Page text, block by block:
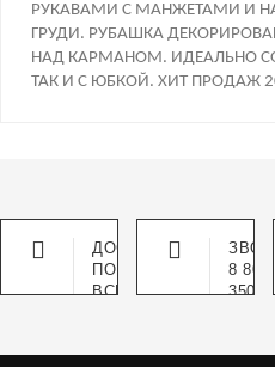
РУКАВАМИ С МАНЖЕТАМИ И
ГРУДИ. РУБАШКА
НАД КАРМАНОМ. ИДЕАЛЬНО
ТАК И С ЮБКОЙ. ХИТ ПРОДАЖ
ДОСТАВКА
ПО
ВСЕЙ
8 800